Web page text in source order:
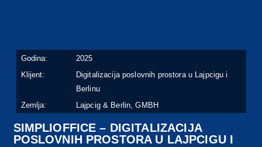
Godina:
2025
Klijent:
Digitalizacija poslovnih prostora u Lajpcigu i
Berlinu
Zemlja:
Lajpcig & Berlin, GMBH
SIMPLIOFFICE – DIGITALIZACIJA
POSLOVNIH PROSTORA U LAJPCIGU I